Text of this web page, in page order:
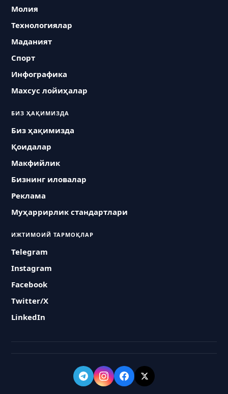
Молия
Технологиялар
Маданият
Спорт
Инфографика
Махсус лойиҳалар
БИЗ ҲАҚИМИЗДА
Биз ҳақимизда
Қоидалар
Макфийлик
Бизнинг иловалар
Реклама
Муҳаррирлик стандартлари
ИЖТИМОИЙ ТАРМОҚЛАР
Telegram
Instagram
Facebook
Twitter/X
LinkedIn